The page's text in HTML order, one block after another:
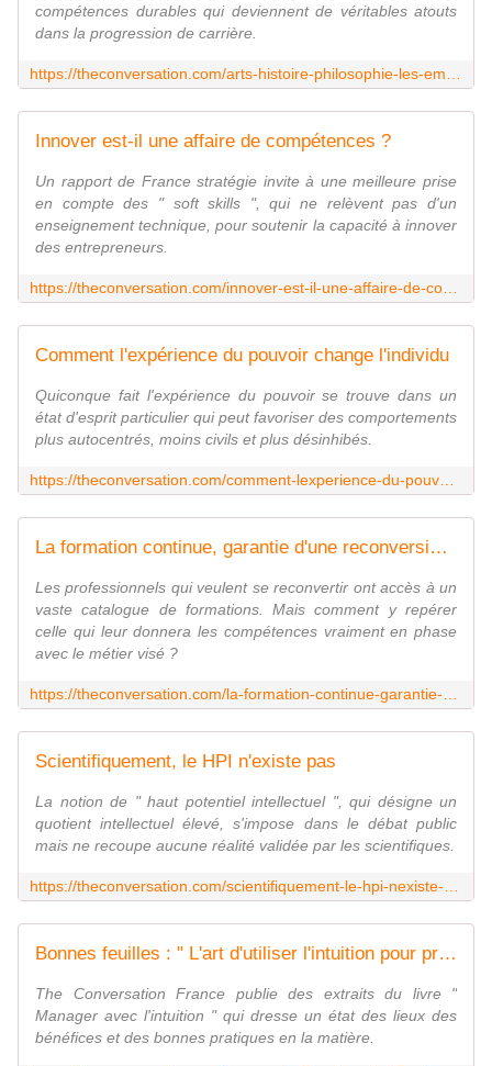
compétences durables qui deviennent de véritables atouts
dans la progression de carrière.
Innover est-il une affaire de compétences ?
Un rapport de France stratégie invite à une meilleure prise
en compte des " soft skills ", qui ne relèvent pas d'un
enseignement technique, pour soutenir la capacité à innover
des entrepreneurs.
Comment l'expérience du pouvoir change l'individu
Quiconque fait l'expérience du pouvoir se trouve dans un
état d'esprit particulier qui peut favoriser des comportements
plus autocentrés, moins civils et plus désinhibés.
La formation continue, garantie d'une reconversion professionnelle réussie ?
Les professionnels qui veulent se reconvertir ont accès à un
vaste catalogue de formations. Mais comment y repérer
celle qui leur donnera les compétences vraiment en phase
avec le métier visé ?
Scientifiquement, le HPI n'existe pas
La notion de " haut potentiel intellectuel ", qui désigne un
quotient intellectuel élevé, s'impose dans le débat public
mais ne recoupe aucune réalité validée par les scientifiques.
Bonnes feuilles : " L'art d'utiliser l'intuition pour prendre des décisions éclairées "
The Conversation France publie des extraits du livre "
Manager avec l'intuition " qui dresse un état des lieux des
bénéfices et des bonnes pratiques en la matière.